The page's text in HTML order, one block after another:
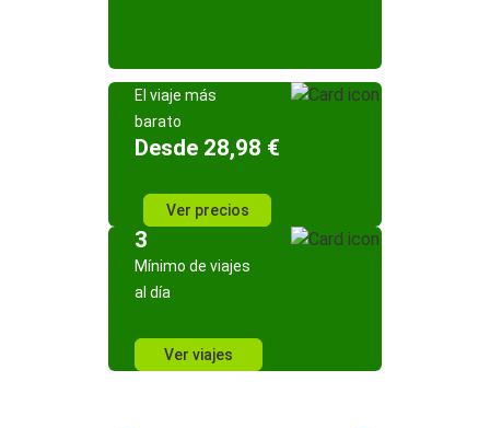
El viaje más
barato
Desde 28,98 €
Ver precios
3
Mínimo de viajes
al día
Ver viajes